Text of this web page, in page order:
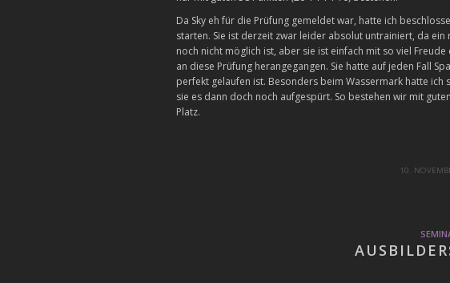
Da Sky eh für die Prüfung gemeldet war, hatte ich
starten. Sie ist derzeit zwar leider absolut untrainiert, da
noch nicht möglich ist, aber sie ist einfach mit so viel
an diese Prüfung herangegangen. Sie hatte auf jeden Fall
perfekt gelaufen ist. Besonders beim Wassermark hatte
sie es dann doch noch aufgespürt. So bestehen wir mit
Platz.
10.